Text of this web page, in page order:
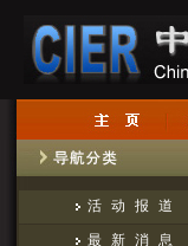
活动报道
最新消息